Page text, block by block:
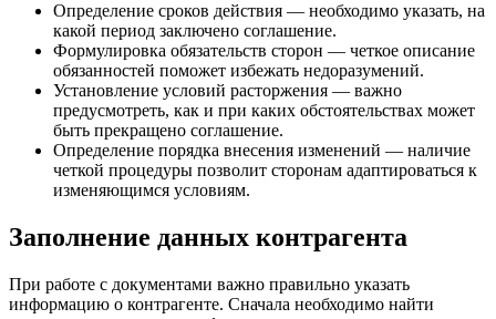
Определение сроков действия — необходимо указать, на
какой период заключено соглашение.
Формулировка обязательств сторон — четкое описание
обязанностей поможет избежать недоразумений.
Установление условий расторжения — важно
предусмотреть, как и при каких обстоятельствах может
быть прекращено соглашение.
Определение порядка внесения изменений — наличие
четкой процедуры позволит сторонам адаптироваться к
изменяющимся условиям.
Заполнение данных контрагента
При работе с документами важно правильно указать
информацию о контрагенте. Сначала необходимо найти